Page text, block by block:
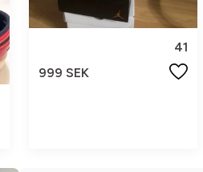
41
999 SEK